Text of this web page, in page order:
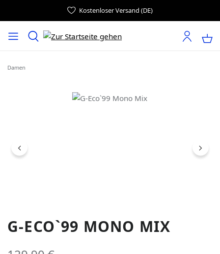
Kostenloser Versand (DE)
Damen
Bildergalerie überspringen
G-ECO`99 MONO MIX